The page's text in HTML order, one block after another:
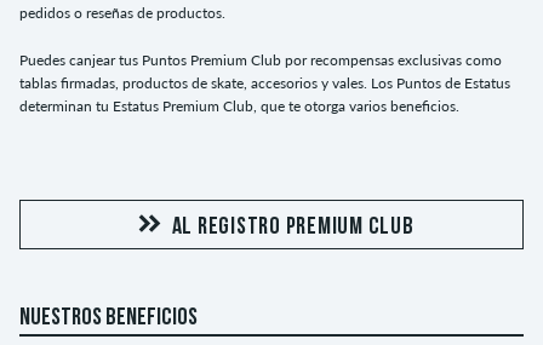
pedidos o reseñas de productos.
Puedes canjear tus Puntos Premium Club por recompensas exclusivas como
tablas firmadas, productos de skate, accesorios y vales. Los Puntos de Estatus
determinan tu Estatus Premium Club, que te otorga varios beneficios.
AL REGISTRO PREMIUM CLUB
NUESTROS BENEFICIOS